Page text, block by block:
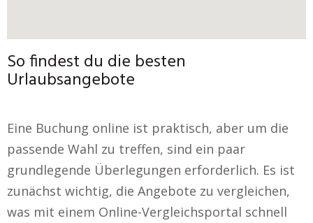
So findest du die besten
Urlaubsangebote
Eine Buchung online ist praktisch, aber um die
passende Wahl zu treffen, sind ein paar
grundlegende Überlegungen erforderlich. Es ist
zunächst wichtig, die Angebote zu vergleichen,
was mit einem Online-Vergleichsportal schnell